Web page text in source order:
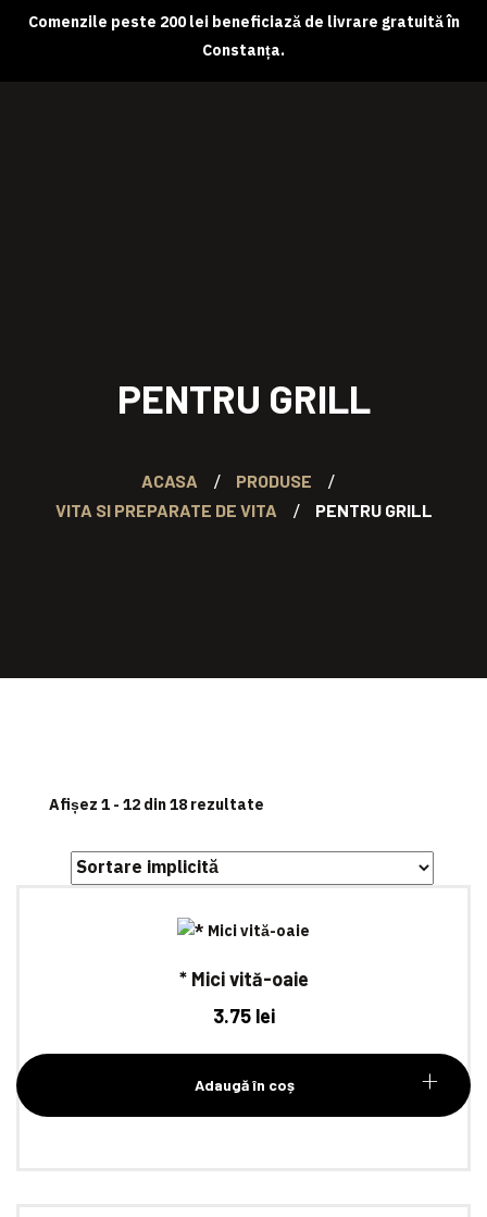
Comenzile peste 200 lei beneficiază de livrare gratuită în
Constanța.
PENTRU GRILL
ACASA
PRODUSE
VITA SI PREPARATE DE VITA
PENTRU GRILL
Afișez 1 - 12 din 18 rezultate
* Mici vită-oaie
3.75 lei
Adaugă în coș